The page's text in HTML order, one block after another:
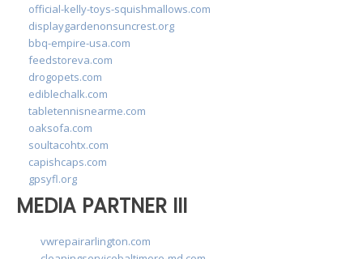
official-kelly-toys-squishmallows.com
displaygardenonsuncrest.org
bbq-empire-usa.com
feedstoreva.com
drogopets.com
ediblechalk.com
tabletennisnearme.com
oaksofa.com
soultacohtx.com
capishcaps.com
gpsyfl.org
MEDIA PARTNER III
vwrepairarlington.com